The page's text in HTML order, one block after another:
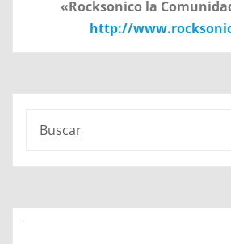
«Rocksonico la
http://